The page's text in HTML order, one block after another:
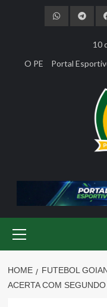
10
O PE
Portal
Menu
HOME FUTEBOL
ACERTA COM